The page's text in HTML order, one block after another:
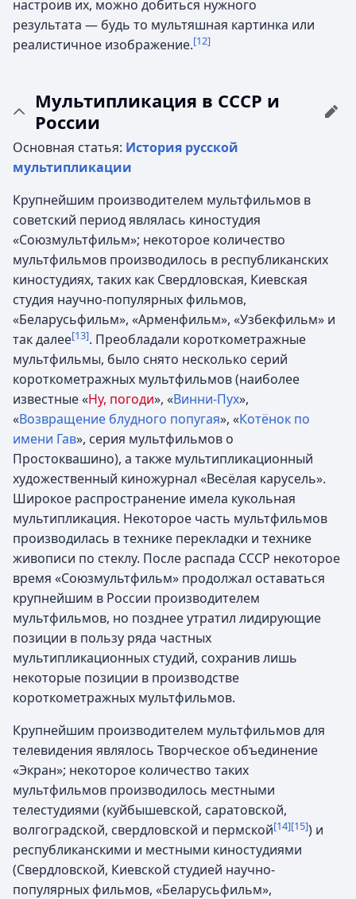
настроив их, можно добиться нужного
результата — будь то мультяшная картинка или
реалистичное изображение.[12]
Мультипликация в СССР и
России
Основная статья: История русской
мультипликации
Крупнейшим производителем мультфильмов в
советский период являлась киностудия
«Союзмультфильм»; некоторое количество
мультфильмов производилось в республиканских
киностудиях, таких как Свердловская, Киевская
студия научно-популярных фильмов,
«Беларусьфильм», «Арменфильм», «Узбекфильм» и
так далее[13]. Преобладали короткометражные
мультфильмы, было снято несколько серий
короткометражных мультфильмов (наиболее
известные «Ну, погоди», «Винни-Пух»,
«Возвращение блудного попугая», «Котёнок по
имени Гав», серия мультфильмов о
Простоквашино), а также мультипликационный
художественный киножурнал «Весёлая карусель».
Широкое распространение имела кукольная
мультипликация. Некоторое часть мультфильмов
производилась в технике перекладки и технике
живописи по стеклу. После распада СССР некоторое
время «Союзмультфильм» продолжал оставаться
крупнейшим в России производителем
мультфильмов, но позднее утратил лидирующие
позиции в пользу ряда частных
мультипликационных студий, сохранив лишь
некоторые позиции в производстве
короткометражных мультфильмов.
Крупнейшим производителем мультфильмов для
телевидения являлось Творческое объединение
«Экран»; некоторое количество таких
мультфильмов производилось местными
телестудиями (куйбышевской, саратовской,
волгоградской, свердловской и пермской[14][15]) и
республиканскими и местными киностудиями
(Свердловской, Киевской студией научно-
популярных фильмов, «Беларусьфильм»,